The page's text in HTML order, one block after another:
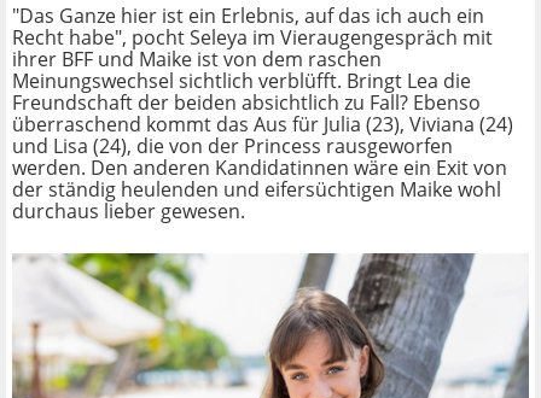
"Das Ganze hier ist ein Erlebnis, auf das ich auch ein
Recht habe", pocht Seleya im Vieraugengespräch mit
ihrer BFF und Maike ist von dem raschen
Meinungswechsel sichtlich verblüfft. Bringt Lea die
Freundschaft der beiden absichtlich zu Fall? Ebenso
überraschend kommt das Aus für Julia (23), Viviana (24)
und Lisa (24), die von der Princess rausgeworfen
werden. Den anderen Kandidatinnen wäre ein Exit von
der ständig heulenden und eifersüchtigen Maike wohl
durchaus lieber gewesen.